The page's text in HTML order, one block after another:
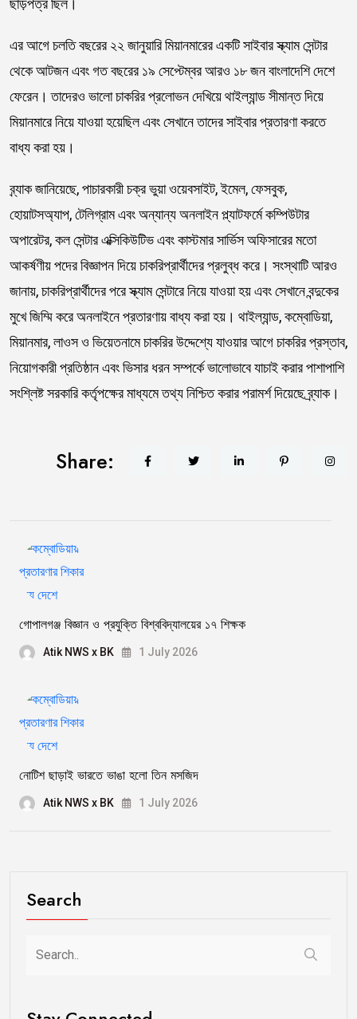
এর আগে চলতি বছরের ২২ জানুয়ারি মিয়ানমারের একটি সাইবার স্ক্যাম সেন্টার
থেকে আটজন এবং গত বছরের ১৯ সেপ্টেম্বর আরও ১৮ জন বাংলাদেশি দেশে
ফেরেন। তাদেরও ভালো চাকরির প্রলোভন দেখিয়ে থাইল্যান্ড সীমান্ত দিয়ে
মিয়ানমারে নিয়ে যাওয়া হয়েছিল এবং সেখানে তাদের সাইবার প্রতারণা করতে
বাধ্য করা হয়।
ব্র্যাক জানিয়েছে, পাচারকারী চক্র ভুয়া ওয়েবসাইট, ইমেল, ফেসবুক,
হোয়াটসঅ্যাপ, টেলিগ্রাম এবং অন্যান্য অনলাইন প্ল্যাটফর্মে কম্পিউটার
অপারেটর, কল সেন্টার এক্সিকিউটিভ এবং কাস্টমার সার্ভিস অফিসারের মতো
আকর্ষণীয় পদের বিজ্ঞাপন দিয়ে চাকরিপ্রার্থীদের প্রলুব্ধ করে। সংস্থাটি আরও
জানায়, চাকরিপ্রার্থীদের পরে স্ক্যাম সেন্টারে নিয়ে যাওয়া হয় এবং সেখানে বন্দুকের
মুখে জিম্মি করে অনলাইনে প্রতারণায় বাধ্য করা হয়। থাইল্যান্ড, কম্বোডিয়া,
মিয়ানমার, লাওস ও ভিয়েতনামে চাকরির উদ্দেশ্যে যাওয়ার আগে চাকরির প্রস্তাব,
নিয়োগকারী প্রতিষ্ঠান এবং ভিসার ধরন সম্পর্কে ভালোভাবে যাচাই করার পাশাপাশি
সংশ্লিষ্ট সরকারি কর্তৃপক্ষের মাধ্যমে তথ্য নিশ্চিত করার পরামর্শ দিয়েছে ব্র্যাক।
Share:
গোপালগঞ্জ বিজ্ঞান ও প্রযুক্তি বিশ্ববিদ্যালয়ের ১৭ শিক্ষক
Atik NWS x BK 1 July 2026
নোটিশ ছাড়াই ভারতে ভাঙা হলো তিন মসজিদ
Atik NWS x BK 1 July 2026
Search